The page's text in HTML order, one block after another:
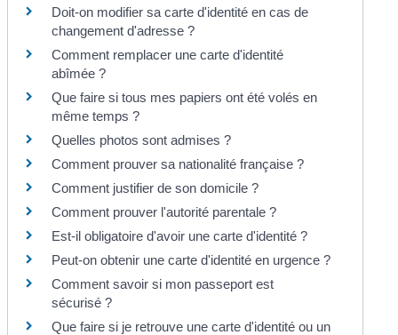
Doit-on modifier sa carte d'identité en cas de
changement d'adresse ?
Comment remplacer une carte d'identité
abîmée ?
Que faire si tous mes papiers ont été volés en
même temps ?
Quelles photos sont admises ?
Comment prouver sa nationalité française ?
Comment justifier de son domicile ?
Comment prouver l'autorité parentale ?
Est-il obligatoire d'avoir une carte d'identité ?
Peut-on obtenir une carte d'identité en urgence ?
Comment savoir si mon passeport est
sécurisé ?
Que faire si je retrouve une carte d'identité ou un